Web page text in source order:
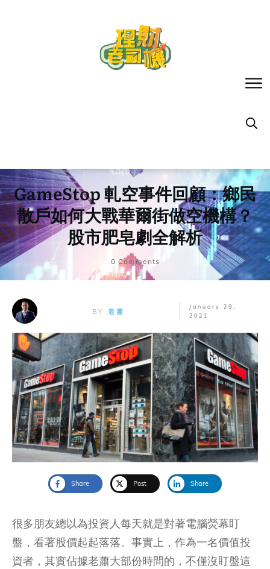
GameStop 軋空事件回顧：鄉民
散戶如何大戰華爾街做空機構？
股市肥皂劇全解析
0 Comments
BY 老蕭
January 29,
2021
Share Post Share
很多朋友總以為投資人每天就是對著電腦熒幕盯
盤，看著股價起起落落。事實上，作為一名價值投
資者，其實佔據老蕭大部份時間的，不僅沒盯盤這